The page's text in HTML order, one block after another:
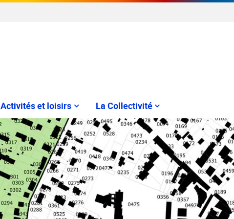
Activités et loisirs La Collectivité